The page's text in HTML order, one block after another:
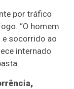
por tráfico
“O homem
socorrido ao
internado